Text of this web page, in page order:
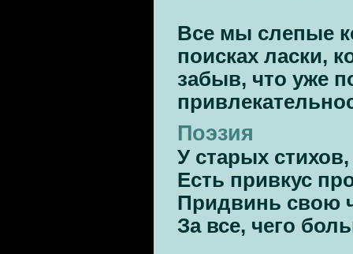
Все мы слепые
поисках ласки,
забыв, что уже
Поэзия
У старых
Есть привкус
Придвинь свою
За все, чего